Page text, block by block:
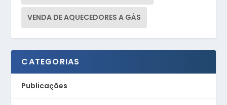
VENDA DE AQUECEDORES A GÁS
CATEGORIAS
Publicações